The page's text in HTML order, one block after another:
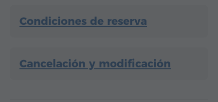
Condiciones de reserva
Cancelación y modificación